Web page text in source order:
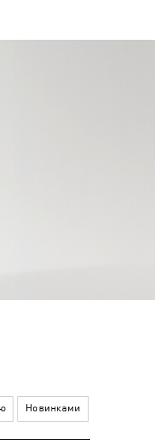
Новинками